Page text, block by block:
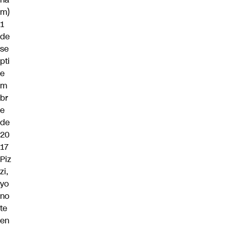
m)
1
de
se
pti
e
m
br
e
de
20
17
Piz
zi,
yo
no
te
en